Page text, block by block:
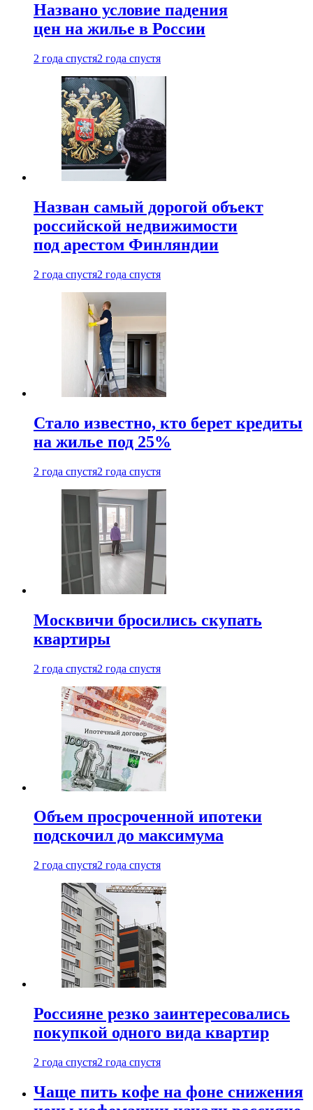
Названо условие падения
цен на жилье в России
2 года спустя2 года спустя
Назван самый дорогой объект
российской недвижимости
под арестом Финляндии
2 года спустя2 года спустя
Стало известно, кто берет кредиты
на жилье под 25%
2 года спустя2 года спустя
Москвичи бросились скупать
квартиры
2 года спустя2 года спустя
Объем просроченной ипотеки
подскочил до максимума
2 года спустя2 года спустя
Россияне резко заинтересовались
покупкой одного вида квартир
2 года спустя2 года спустя
Чаще пить кофе на фоне снижения